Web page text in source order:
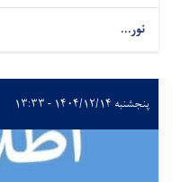
نور...
پنجشنبه ۱۴۰۴/۱۲/۱۴ - ۱۳:۳۳